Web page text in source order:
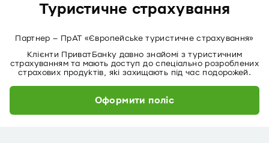
Туристичне страхування
Партнер – ПрАТ «Європейське туристичне страхування»
Клієнти ПриватБанку давно знайомі з туристичним
страхуванням та мають доступ до спеціально розроблених
страхових продуктів, які захищають під час подорожей.
Оформити поліс